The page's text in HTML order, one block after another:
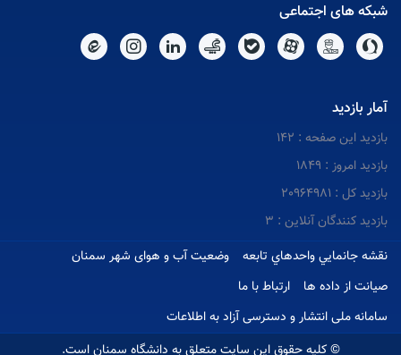
شبکه های اجتماعی
آمار بازدید
بازدید این صفحه : 142
بازدید امروز : 1849
بازدید کل : 20964981
بازدید کنندگان آنلاین : 3
وضعیت آب و هوای شهر سمنان
نقشه جانمايي واحدهاي تابعه
ارتباط با ما
صیانت از داده ها
سامانه ملی انتشار و دسترسی آزاد به اطلاعات
© کلیه حقوق این سایت متعلق به دانشگاه سمنان است.